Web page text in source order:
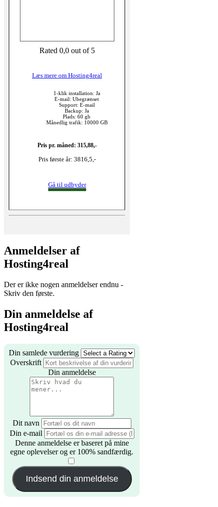
Rated 0,0 out of 5
Læs mere om Hosting4real
1-klik installation: Ja
E-mail: Ubegrænset
Support: E-mail
Backup: Ja
Plads: 60 gb
Månedlig trafik: 10000 GB
Pris pr. måned: 315,88,-
Pris første år: 3816,5,-
Gå til udbyder
Anmeldelser af
Hosting4real
Der er ikke nogen anmeldelser endnu -
Skriv den første.
Din anmeldelse af
Hosting4real
Din samlede vurdering
Overskrift
Din anmeldelse
Dit navn
Din e-mail
Denne anmeldelse er baseret på mine
egne oplevelser og er 100% sandfærdig.
Indsend din anmeldelse